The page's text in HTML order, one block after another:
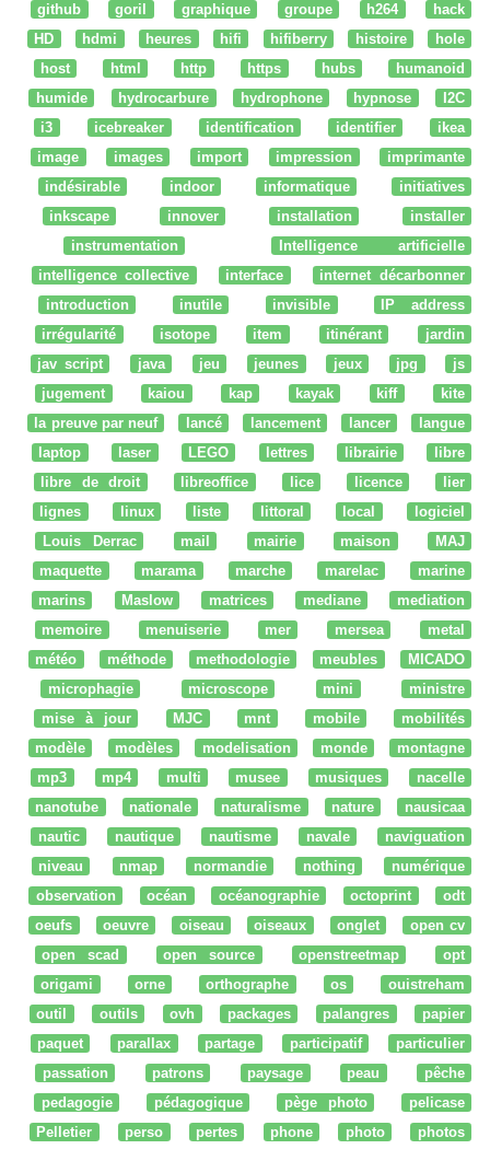
github goril graphique groupe h264
hack
HD
hdmi heures hifi hifiberry histoire
hole
host
html http https hubs
humanoid
humide
hydrocarbure hydrophone hypnose
I2C
i3
icebreaker identification identifier
ikea
image
images import impression
imprimante
indésirable
indoor informatique
initiatives
inkscape
innover installation
installer
instrumentation
Intelligence artificielle
intelligence collective
interface
internet décarbonner
introduction
inutile invisible
IP address
irrégularité
isotope item itinérant
jardin
jav script
java jeu jeunes jeux jpg
js
jugement
kaiou kap kayak kiff
kite
la preuve par neuf
lancé lancement lancer
langue
laptop
laser LEGO lettres librairie
libre
libre de droit
libreoffice lice licence
lier
lignes
linux liste littoral local
logiciel
Louis Derrac
mail mairie maison
MAJ
maquette
marama marche marelac
marine
marins
Maslow matrices mediane
mediation
memoire
menuiserie mer mersea
metal
météo
méthode methodologie meubles
MICADO
microphagie
microscope mini
ministre
mise à jour
MJC mnt mobile
mobilités
modèle
modèles modelisation monde
montagne
mp3
mp4 multi musee musiques
nacelle
nanotube
nationale naturalisme nature
nausicaa
nautic
nautique nautisme navale
naviguation
niveau
nmap normandie nothing
numérique
observation
océan océanographie octoprint
odt
oeufs
oeuvre oiseau oiseaux onglet
open cv
open scad
open source openstreetmap
opt
origami
orne orthographe os
ouistreham
outil
outils ovh packages palangres
papier
paquet
parallax partage participatif
particulier
passation
patrons paysage peau
pêche
pedagogie
pédagogique pège photo
pelicase
Pelletier
perso pertes phone photo
photos